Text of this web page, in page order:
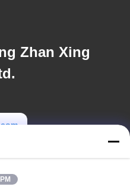
Zhan Xing